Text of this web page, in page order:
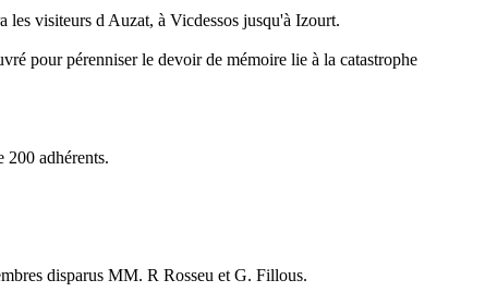
visiteurs d Auzat, à Vicdessos jusqu'à Izourt.
pour pérenniser le devoir de mémoire lie à la catastrophe
200 adhérents.
disparus MM. R Rosseu et G. Fillous.